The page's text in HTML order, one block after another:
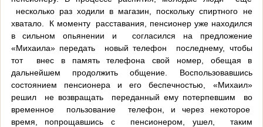
несколько раз ходили в магазин, поскольку спиртного не
хватало. К моменту расставания, пенсионер уже находился
в сильном опьянении и согласился на предложение
«Михаила» передать новый телефон последнему, чтобы
тот внес в память телефона свой номер, обещая в
дальнейшем продолжить общение. Воспользовавшись
состоянием пенсионера и его беспечностью, «Михаил»
решил не возвращать переданный ему потерпевшим во
временное пользование телефон, и через некоторое
время, попрощавшись с пенсионером, ушел, таким